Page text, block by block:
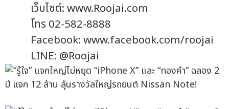
เว็บไซต์: www.Roojai.com
โทร 02-582-8888
Facebook: www.facebook.com/roojai
LINE: @Roojai